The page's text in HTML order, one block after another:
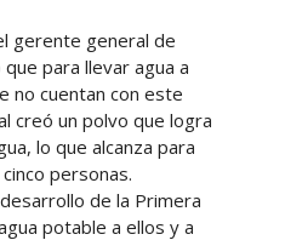
gerente general de
para llevar agua a
no cuentan con este
creó un polvo que logra
lo que alcanza para
personas.
de la Primera
potable a ellos y a